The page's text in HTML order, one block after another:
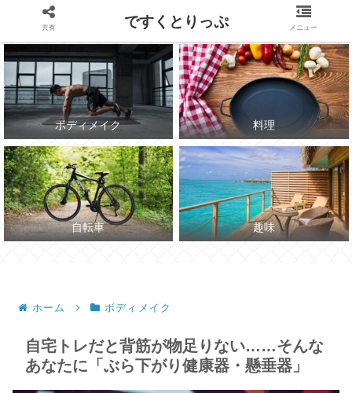
～7月にチャリで海に行かれる体づくり～
ボディメイク 料理
自転車 趣味
ホーム ボディメイク
自宅トレだと背筋が物足りない……そんな
あなたに「ぶら下がり健康器・懸垂器」
共有 ですくとりっぷ メニュー